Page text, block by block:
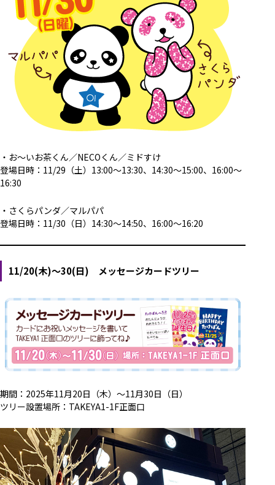
・お～いお茶くん／NECOくん／ミドすけ
登場日時：11/29（土）13:00～13:30、14:30～15:00、16:00～
16:30
・さくらパンダ／マルパパ
登場日時：11/30（日）14:30～14:50、16:00～16:20
11/20(木)～30(日) メッセージカードツリー
期間：2025年11月20日（木）～11月30日（日）
ツリー設置場所：TAKEYA1-1F正面口